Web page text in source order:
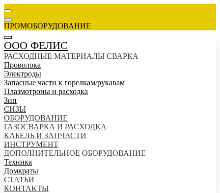
ПРОМОБОРУДОВАНИЕ
ООО ФЕЛИС
РАСХОДНЫЕ МАТЕРИАЛЫ СВАРКА
Проволока
Электроды
Запасные части к горелкам/рукавам
Плазмотроны и расходка
Зип
СИЗЫ
ОБОРУДОВАНИЕ
ГАЗОСВАРКА И РАСХОДКА
КАБЕЛЬ И ЗАПЧАСТИ
ИНСТРУМЕНТ
ДОПОЛНИТЕЛЬНОЕ ОБОРУДОВАНИЕ
Техника
Домкраты
СТАТЬИ
КОНТАКТЫ